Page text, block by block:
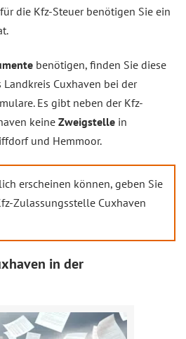
die Kfz-Steuer benötigen Sie ein
benötigen, finden Sie diese
Landkreis Cuxhaven bei der
Es gibt neben der Kfz-
keine Zweigstelle in
und Hemmoor.
erscheinen können, geben Sie
Zulassungsstelle Cuxhaven
in der